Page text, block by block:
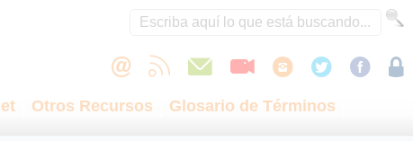
Otros Recursos
Glosario de Términos